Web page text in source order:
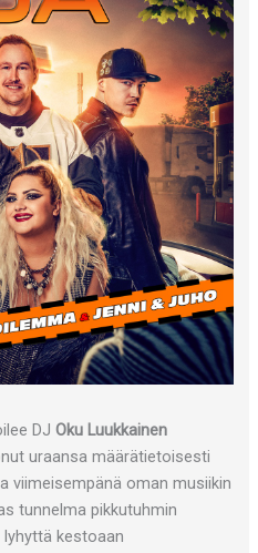
DJOku Luukkainen
uraansa määrätietoisesti
viimeisempänä oman musiikin
tunnelma pikkutuhmin
lyhyttä kestoaan